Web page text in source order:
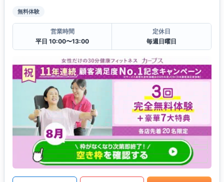
無料体験
営業時間
平日 10:00〜13:00
定休日
毎週日曜日